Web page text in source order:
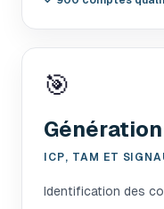
🎯
ICP, TAM ET
Identification des